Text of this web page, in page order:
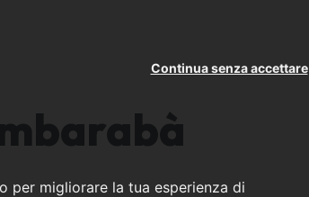
per migliorare la tua esperienza di
Continua senza accettare